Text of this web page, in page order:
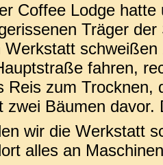
Coffee Lodge
Träger
Werkstatt
fahren,
Reis zum Trocknen,
zwei Bäumen davor.
wir die Werkstatt
alles an